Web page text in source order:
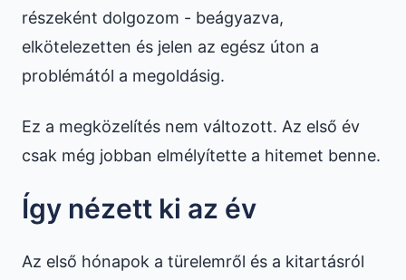
részeként dolgozom - beágyazva,
elkötelezetten és jelen az egész úton a
problémától a megoldásig.
Ez a megközelítés nem változott. Az első év
csak még jobban elmélyítette a hitemet benne.
Így nézett ki az év
Az első hónapok a türelemről és a kitartásról